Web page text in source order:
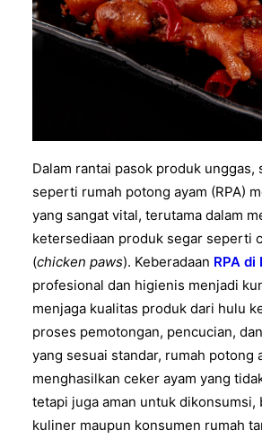
Dalam rantai pasok produk unggas,
seperti rumah potong ayam (RPA)
yang sangat vital, terutama dalam
ketersediaan produk segar seperti
(chicken paws). Keberadaan RPA di
profesional dan higienis menjadi
menjaga kualitas produk dari hulu
proses pemotongan, pencucian,
yang sesuai standar, rumah potong
menghasilkan ceker ayam yang
tetapi juga aman untuk dikonsumsi,
kuliner maupun konsumen rumah